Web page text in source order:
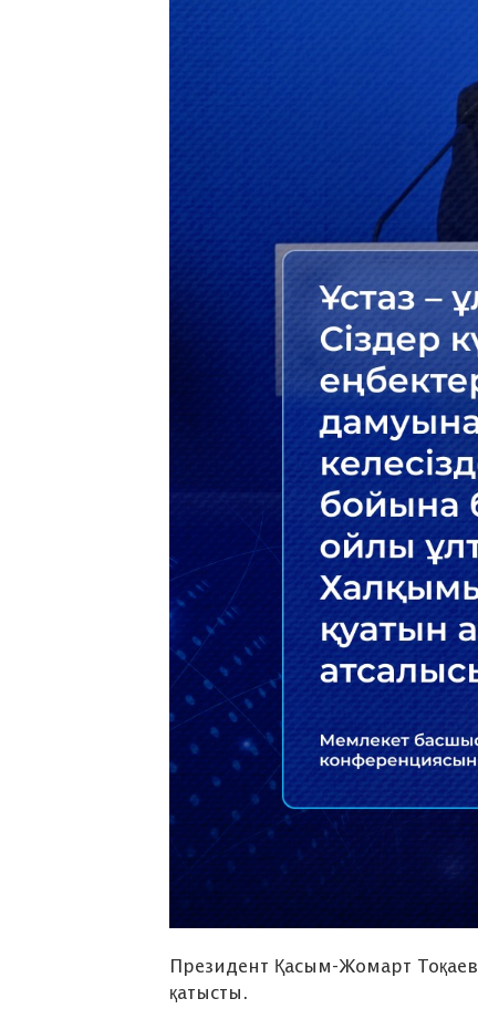
Президент Қасым-Жомарт
қатысты.